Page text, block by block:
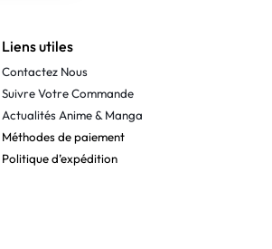
Liens utiles
Contactez Nous
Suivre Votre Commande
Actualités Anime & Manga
Méthodes de paiement
Politique d’expédition